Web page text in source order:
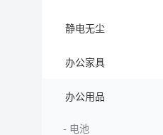
静电无尘
办公家具
办公用品
- 电池